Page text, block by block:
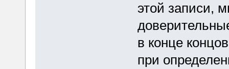
этой записи,
в конце
при